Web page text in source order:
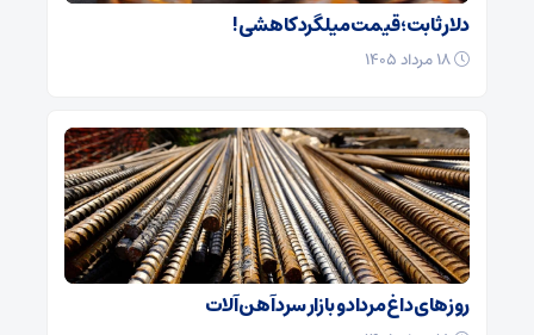
دلار ثابت؛ قیمت میلگرد کاهشی!
روزهای داغ مرداد و بازار سرد آهن‌ آلات